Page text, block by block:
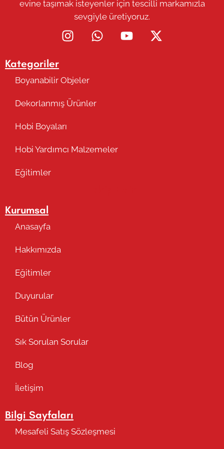
evine taşımak isteyenler için tescilli markamızla
sevgiyle üretiyoruz.
Kategoriler
Boyanabilir Objeler
Dekorlanmış Ürünler
Hobi Boyaları
Hobi Yardımcı Malzemeler
Eğitimler
Kurumsal
Anasayfa
Hakkımızda
Eğitimler
Duyurular
Bütün Ürünler
Sık Sorulan Sorular
Blog
İletişim
Bilgi Sayfaları
Mesafeli Satış Sözleşmesi